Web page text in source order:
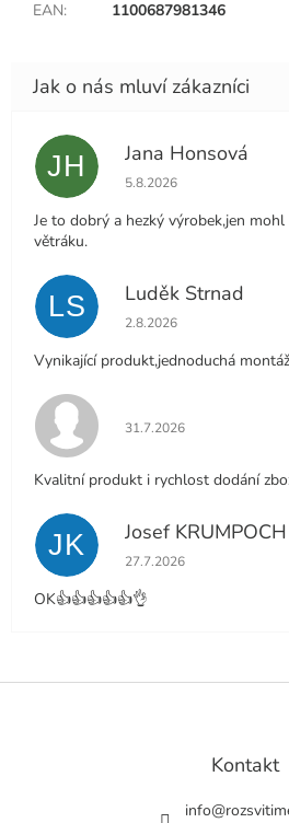
EAN: 1100687981346
JH Jana Honsová
Hodnocení obchodu je 5
5.8.2026
Je to dobrý a hezký výrobek,jen
větráku.
LS Luděk Strnad
Hodnocení obchodu je 5
2.8.2026
Vynikající produkt,jednoduchá
Hodnocení obchodu je 5
31.7.2026
Kvalitní produkt i rychlost dodání
JK Josef KRUMPOCH
Hodnocení obchodu je 5
27.7.2026
OK👍👍👍👍👍👌
Z
Kontakt
info@